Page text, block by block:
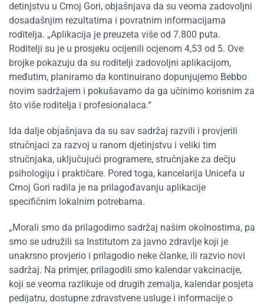
detinjstvu u Crnoj Gori, objašnjava da su veoma zadovoljni
dosadašnjim rezultatima i povratnim informacijama
roditelja. „Aplikacija je preuzeta više od 7.800 puta.
Roditelji su je u prosjeku ocijenili ocjenom 4,53 od 5. Ove
brojke pokazuju da su roditelji zadovoljni aplikacijom,
međutim, planiramo da kontinuirano dopunjujemo Bebbo
novim sadržajem i pokušavamo da ga učinimo korisnim za
što više roditelja i profesionalaca.“
Ida dalje objašnjava da su sav sadržaj razvili i provjerili
stručnjaci za razvoj u ranom djetinjstvu i veliki tim
stručnjaka, uključujući programere, stručnjake za dečju
psihologiju i praktičare. Pored toga, kancelarija Unicefa u
Crnoj Gori radila je na prilagođavanju aplikacije
specifičnim lokalnim potrebama.
„Morali smo da prilagodimo sadržaj našim okolnostima, pa
smo se udružili sa Institutom za javno zdravlje koji je
unakrsno provjerio i prilagodio neke članke, ili razvio novi
sadržaj. Na primjer, prilagodili smo kalendar vakcinacije,
koji se veoma razlikuje od drugih zemalja, kalendar posjeta
pedijatru, dostupne zdravstvene usluge i informacije o